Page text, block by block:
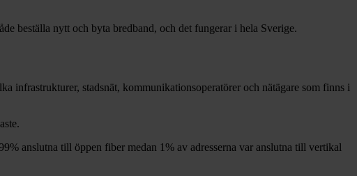
beställa nytt och byta bredband, och det fungerar i hela Sverige.
infrastrukturer, stadsnät, kommunikationsoperatörer och nätägare som finns i
anslutna till öppen fiber medan 1% av adresserna var anslutna till vertikal